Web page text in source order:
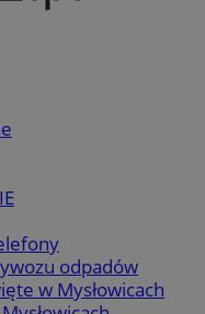
odpadów
w Mysłowicach